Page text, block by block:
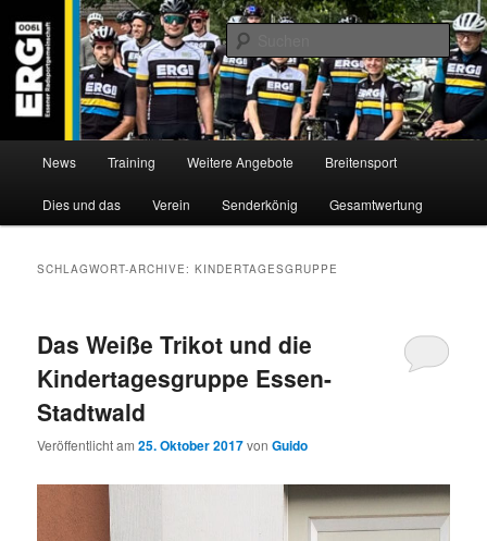
Inhalt
wechseln
sekundären
Inhalt
wechselnERG 1900 e.V
Willkommen bei der Essener Radsportgemeinschaft
News Training Weitere Angebote Breitensport
Dies und das Verein Senderkönig Gesamtwertung
SCHLAGWORT-ARCHIVE:KINDERTAGESGRUPPE
Das Weiße Trikot und die
Kindertagesgruppe Essen-
Stadtwald
Veröffentlicht am25. Oktober 2017vonGuido